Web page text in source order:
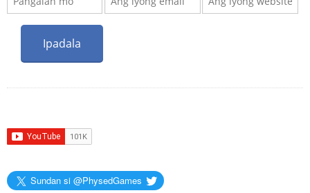
Sundan si @PhysedGames